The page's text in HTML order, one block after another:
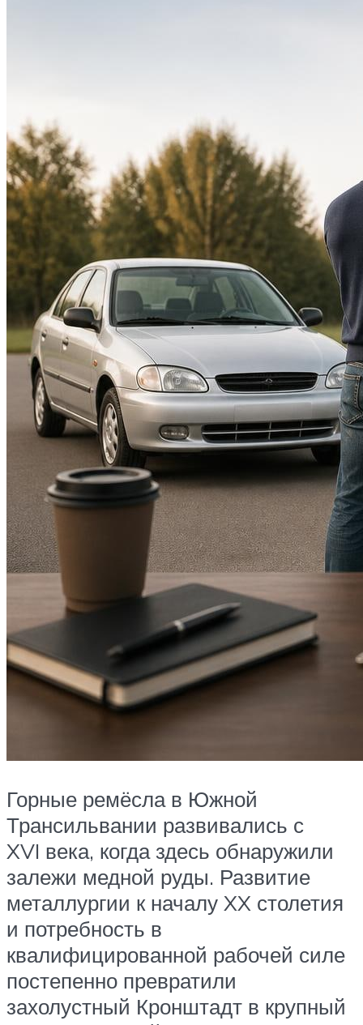
Горные ремёсла в Южной
Трансильвании развивались с
XVI века, когда здесь обнаружили
залежи медной руды. Развитие
металлургии к началу XX столетия
и потребность в
квалифицированной рабочей силе
постепенно превратили
захолустный Кронштадт в крупный